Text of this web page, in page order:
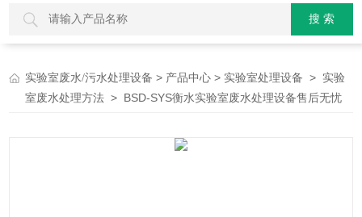
实验室废水/污水处理设备 > 产品中心 > 实验室处理设备 > 实验
室废水处理方法 > BSD-SYS衡水实验室废水处理设备售后无忧